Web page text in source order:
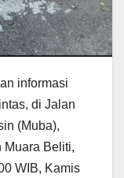
informasi
di Jalan
(Muba),
Muara Beliti,
WIB, Kamis